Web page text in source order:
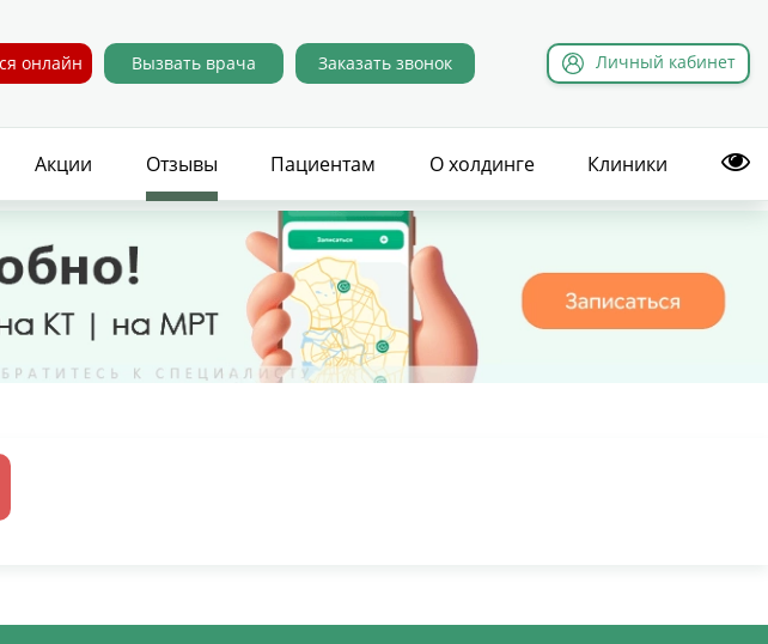
онлайн Вызвать врача Заказать звонок Личный кабинет
Акции Отзывы Пациентам О холдинге Клиники